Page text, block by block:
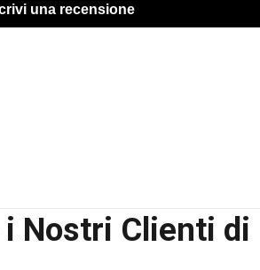
una recensione
i Nostri Clienti di